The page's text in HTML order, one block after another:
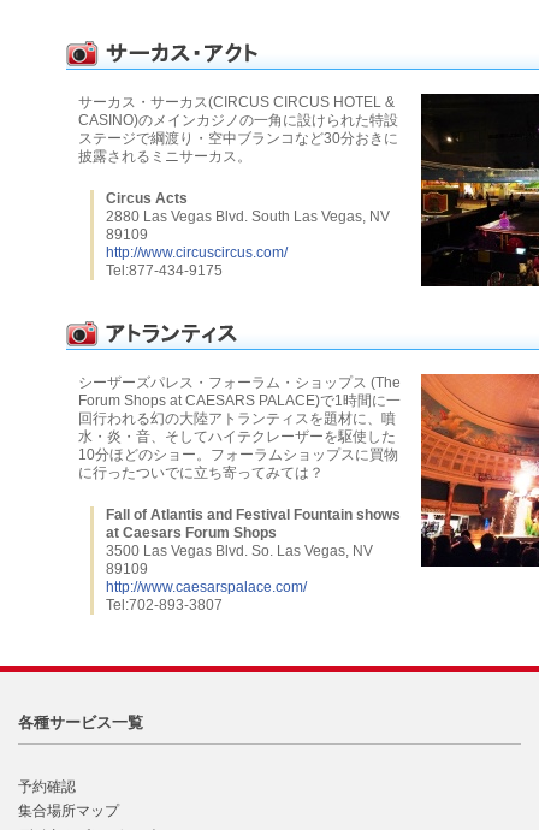
サーカス・サーカス(CIRCUS CIRCUS HOTEL &
CASINO)のメインカジノの一角に設けられた特設
ステージで綱渡り・空中ブランコなど30分おきに
披露されるミニサーカス。
Circus Acts
2880 Las Vegas Blvd. South Las Vegas, NV
89109
http://www.circuscircus.com/
Tel:877-434-9175
シーザーズパレス・フォーラム・ショップス (The
Forum Shops at CAESARS PALACE)で1時間に一
回行われる幻の大陸アトランティスを題材に、噴
水・炎・音、そしてハイテクレーザーを駆使した
10分ほどのショー。フォーラムショップスに買物
に行ったついでに立ち寄ってみては？
Fall of Atlantis and Festival Fountain shows
at Caesars Forum Shops
3500 Las Vegas Blvd. So. Las Vegas, NV
89109
http://www.caesarspalace.com/
Tel:702-893-3807
各種サービス一覧
予約確認
集合場所マップ